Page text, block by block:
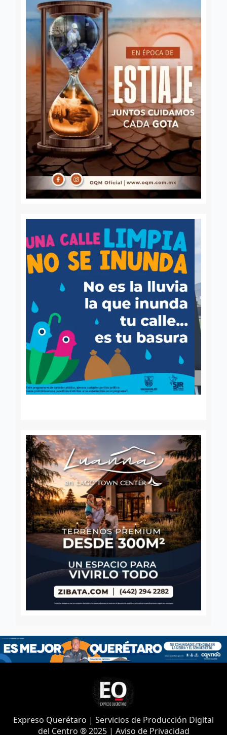
Expreso Querétaro | Servicios de Producción Digital
del Centro ® 2025 | Aviso de Privacidad